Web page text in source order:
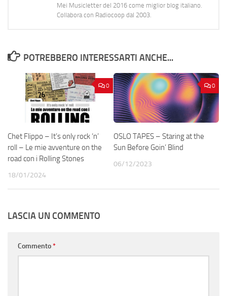
Mei Musicletter del 2016 come miglior blog italiano.
Collabora con Radiocoop dal 2003.
POTREBBERO INTERESSARTI ANCHE...
0
Chet Flippo – It’s only rock ‘n’
roll – Le mie avventure on the
road con i Rolling Stones
18/01/2024
0
OSLO TAPES – Staring at the
Sun Before Goin’ Blind
06/12/2023
LASCIA UN COMMENTO
Commento*